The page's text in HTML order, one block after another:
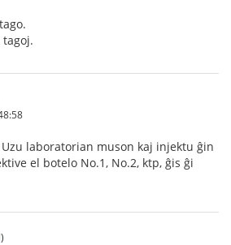
tagoj.
laboratorian muson kaj injektu ĝin
el botelo No.1, No.2, ktp, ĝis ĝi
)